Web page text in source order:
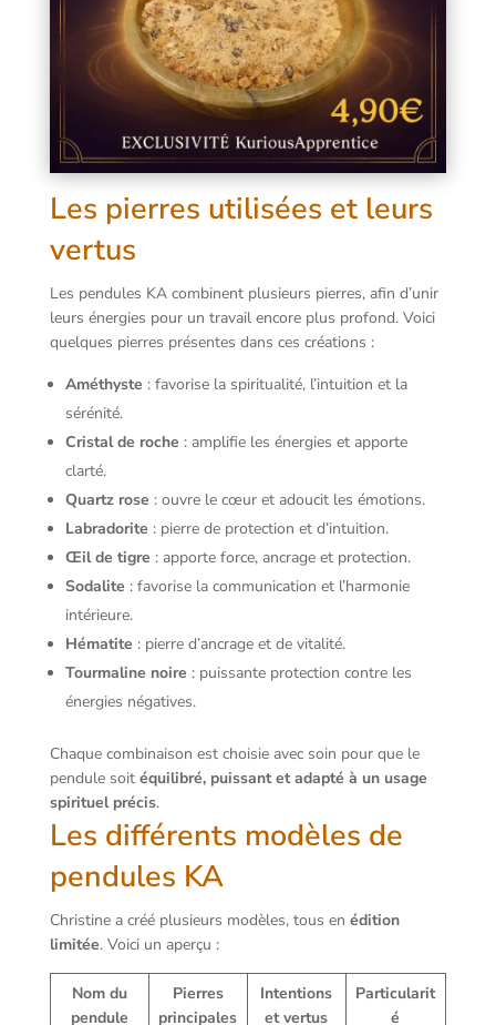
Les pierres utilisées et leurs
vertus
Les pendules KA combinent plusieurs pierres, afin d’unir
leurs énergies pour un travail encore plus profond. Voici
quelques pierres présentes dans ces créations :
Améthyste : favorise la spiritualité, l’intuition et la
sérénité.
Cristal de roche : amplifie les énergies et apporte
clarté.
Quartz rose : ouvre le cœur et adoucit les émotions.
Labradorite : pierre de protection et d’intuition.
Œil de tigre : apporte force, ancrage et protection.
Sodalite : favorise la communication et l’harmonie
intérieure.
Hématite : pierre d’ancrage et de vitalité.
Tourmaline noire : puissante protection contre les
énergies négatives.
Chaque combinaison est choisie avec soin pour que le
pendule soit équilibré, puissant et adapté à un usage
spirituel précis.
Les différents modèles de
pendules KA
Christine a créé plusieurs modèles, tous en édition
limitée. Voici un aperçu :
Nom du
pendule
Pierres
principales
Intentions
et vertus
Particularit
é